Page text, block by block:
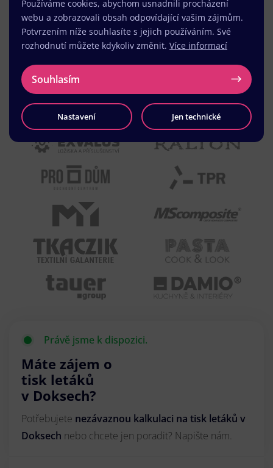
Právě jsme k dispozici.
Máte zájem o
tisk letáků
v Doksech?
Potřebujete nezávaznou kalkulaci na tisk letáků v
Doksech nebo chcete jen poradit? Napište nám.
Používáme cookies, abychom usnadnili procházení
webu a zobrazovali obsah odpovídající vašim zájmům.
Potvrzením níže souhlasíte s jejich používáním. Své
rozhodnutí můžete kdykoliv změnit. Více informací
Souhlasím
Nastavení Jen technické